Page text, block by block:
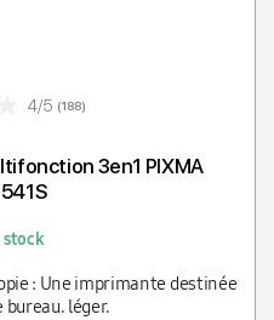
4/5 (188)
3en1 PIXMA
stock
: Une imprimante destinée
bureau. léger.